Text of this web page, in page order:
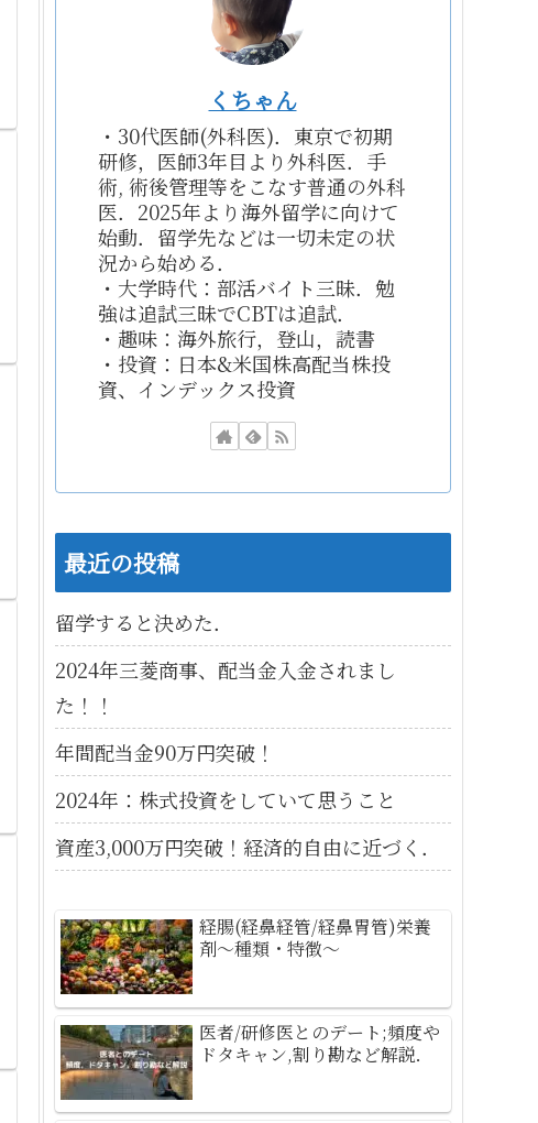
くちゃん
・30代医師(外科医)．東京で初期
研修，医師3年目より外科医．手
術, 術後管理等をこなす普通の外科
医．2025年より海外留学に向けて
始動．留学先などは一切未定の状
況から始める．
・大学時代：部活バイト三昧．勉
強は追試三昧でCBTは追試．
・趣味：海外旅行，登山，読書
・投資：日本&米国株高配当株投
資、インデックス投資
最近の投稿
留学すると決めた．
2024年三菱商事、配当金入金されまし
た！！
年間配当金90万円突破！
2024年：株式投資をしていて思うこと
資産3,000万円突破！経済的自由に近づく．
経腸(経鼻経管/経鼻胃管)栄養
剤～種類・特徴～
医者/研修医とのデート;頻度や
ドタキャン,割り勘など解説．